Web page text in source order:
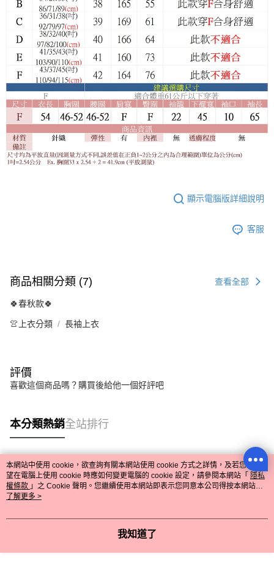
顯示電腦版詳細說明
客服
商品相關分類 (7) 查看全部
🍀春秋款🍀
👚上衣分類 長袖上衣
評價
喜歡這個商品嗎？購買後給他一個好評吧
本分類熱銷全站排行
熱門標籤
本網站中使用 cookie，欲查詢有關本網站使用 cookie 方式之詳情，及若您不希
望在電腦上使用 cookie 時應如何變更電腦的 cookie 設定，請參閱本網站「 隱私
權條款 」之 Cookie 聲明。您繼續使用本網站即表示您同意本公司得按本網站使
用條款之 Cookie 聲明使用 cookie。
了解更多 >
我知道了